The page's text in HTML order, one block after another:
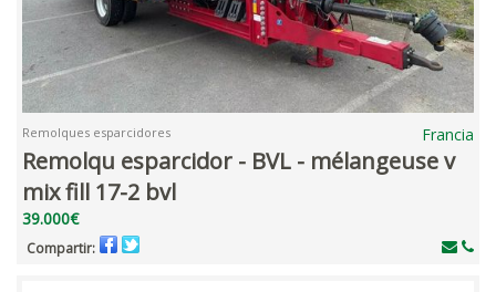
Remolques esparcidores Francia
Remolqu esparcidor - BVL - mélangeuse v
mix fill 17-2 bvl
39.000€
Compartir: